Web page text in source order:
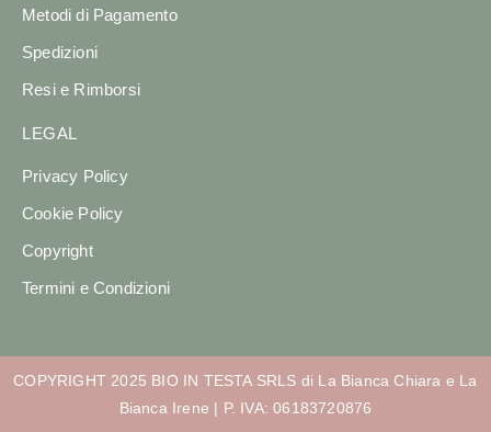
Metodi di Pagamento
Spedizioni
Resi e Rimborsi
LEGAL
Privacy Policy
Cookie Policy
Copyright
Termini e Condizioni
COPYRIGHT 2025 BIO IN TESTA SRLS di La Bianca Chiara e La
Bianca Irene | P. IVA: 06183720876